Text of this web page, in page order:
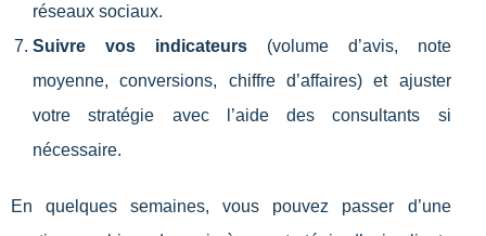
réseaux sociaux.
Suivre vos indicateurs(volume d’avis, note
moyenne, conversions, chiffre d’affaires) et ajuster
votre stratégie avec l’aide des consultants si
nécessaire.
En quelques semaines, vous pouvez passer d’une